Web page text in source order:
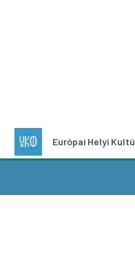
Európai Helyi Kultúra –